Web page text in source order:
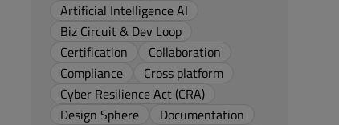
Artificial Intelligence AI
Biz Circuit & Dev Loop
Certification
Collaboration
Compliance
Cross platform
Cyber Resilience Act (CRA)
Design Sphere
Documentation